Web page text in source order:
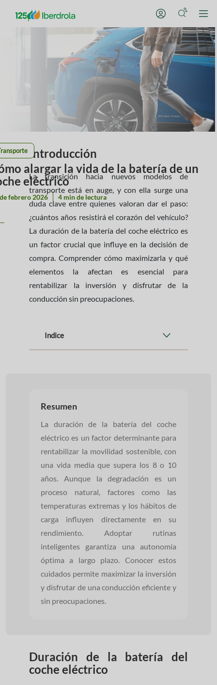
alargar la vida de la batería de un
eléctrico
febrero 2026 4 min de lectura
Introducción
La transición hacia nuevos modelos de
transporte está en auge, y con ella surge una
duda clave entre quienes valoran dar el paso:
¿cuántos años resistirá el corazón del vehículo?
La duración de la batería del coche eléctrico es
un factor crucial que influye en la decisión de
compra. Comprender cómo maximizarla y qué
elementos la afectan es esencial para
rentabilizar la inversión y disfrutar de la
conducción sin preocupaciones.
Indice
Resumen
La duración de la batería del coche
eléctrico es un factor determinante para
rentabilizar la movilidad sostenible, con
una vida media que supera los 8 o 10
años. Aunque la degradación es un
proceso natural, factores como las
temperaturas extremas y los hábitos de
carga influyen directamente en su
rendimiento. Adoptar rutinas
inteligentes garantiza una autonomía
óptima a largo plazo. Conocer estos
cuidados permite maximizar la inversión
y disfrutar de una conducción eficiente y
sin preocupaciones.
Duración de la batería del
coche eléctrico